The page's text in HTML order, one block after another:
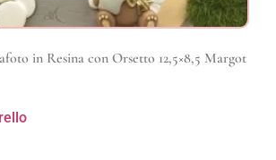
in Resina con Orsetto 12,5×8,5 Margot